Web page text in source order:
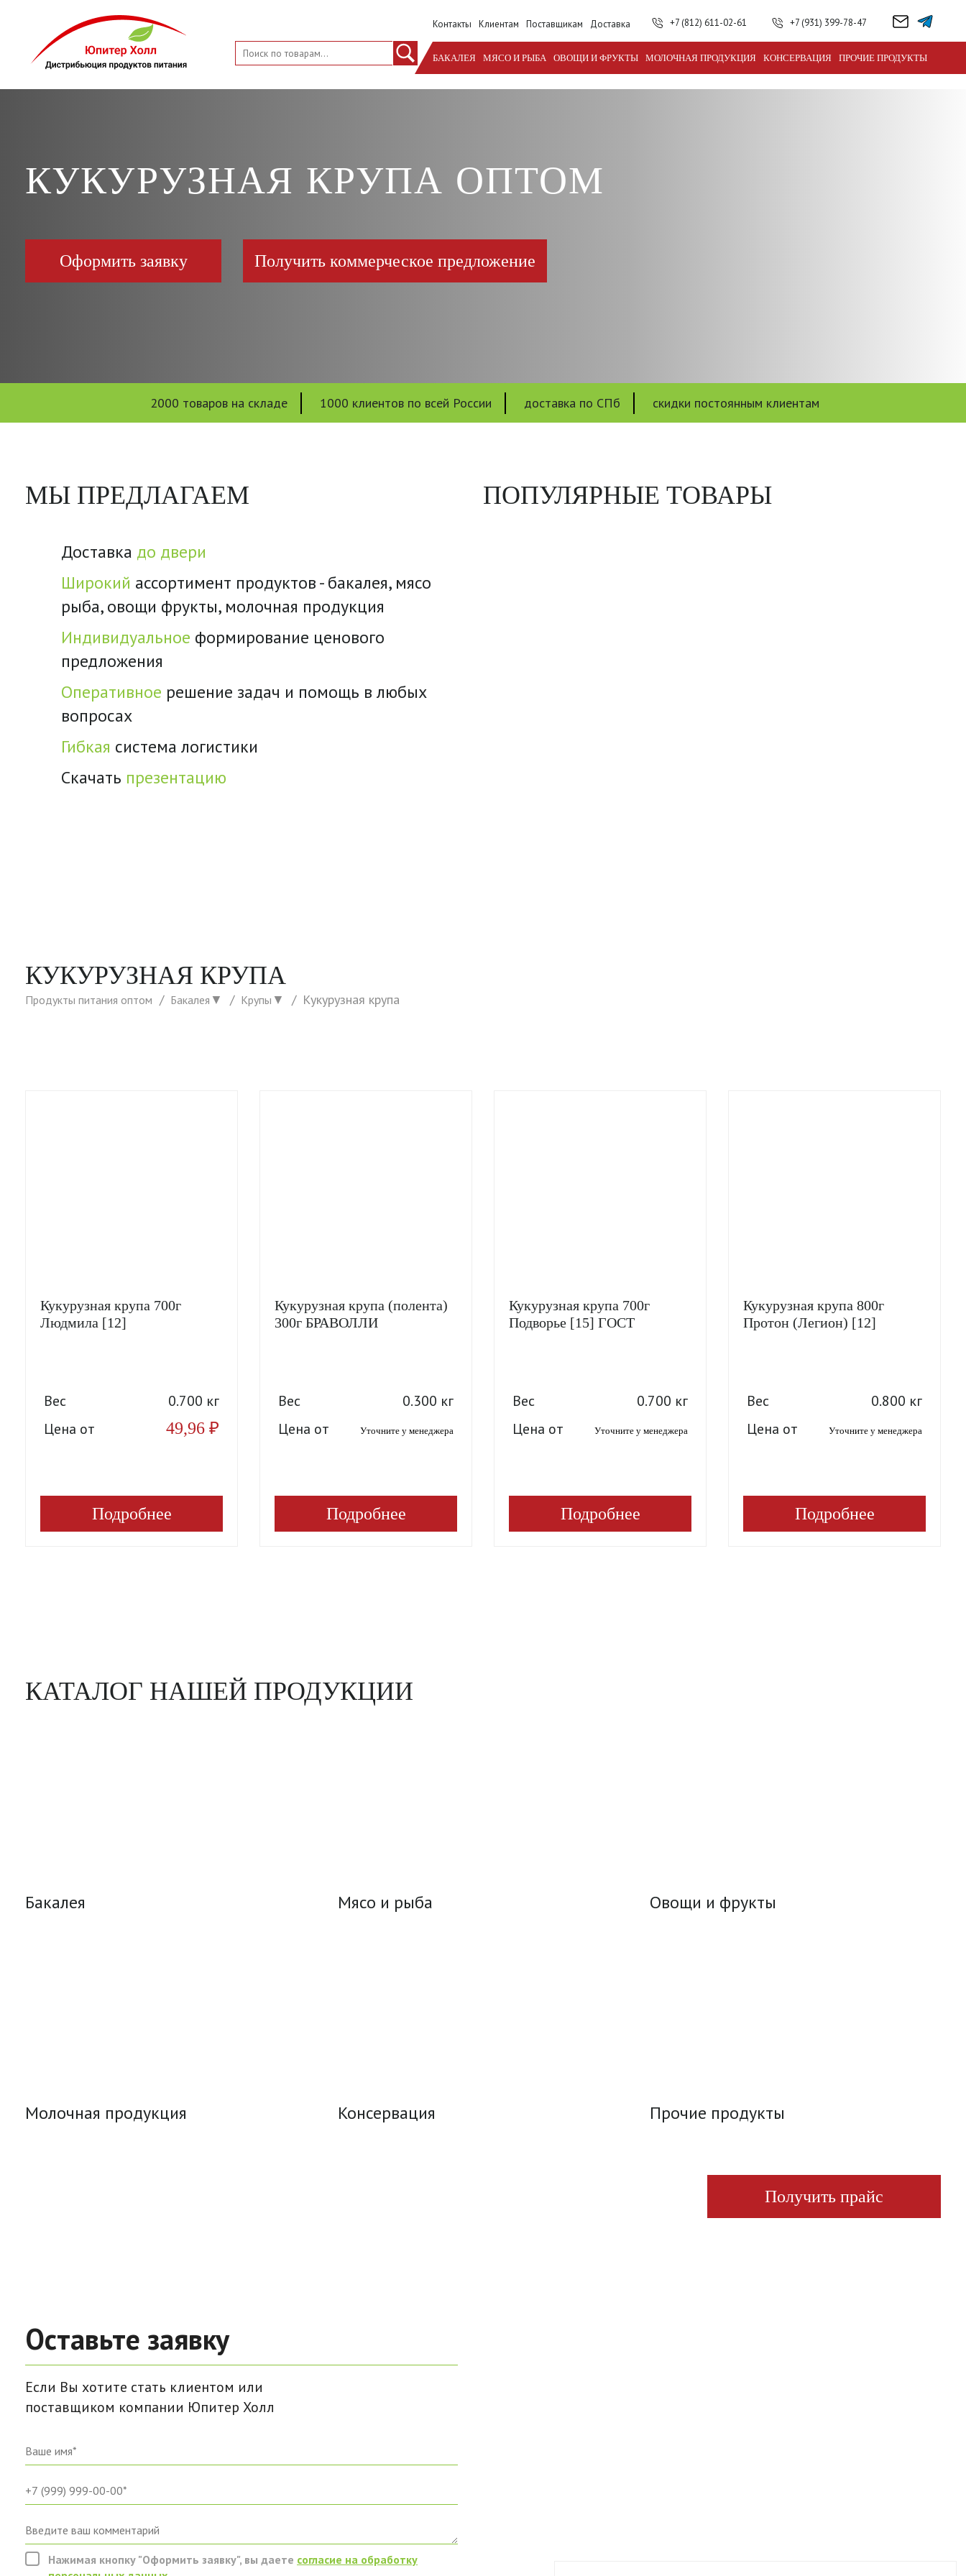
Контакты Клиентам Поставщикам Доставка +7 (812) 611-02-61 +7 (931) 399-78-47
БАКАЛЕЯ МЯСО И РЫБА ОВОЩИ И ФРУКТЫ МОЛОЧНАЯ ПРОДУКЦИЯ КОНСЕРВАЦИЯ ПРОЧИЕ ПРОДУКТЫ
КУКУРУЗНАЯ КРУПА ОПТОМ
Оформить заявку Получить коммерческое предложение
2000 товаров на складе 1000 клиентов по всей России доставка по СПб скидки постоянным клиентам
МЫ ПРЕДЛАГАЕМ
Доставка до двери
Широкий ассортимент продуктов - бакалея, мясо
рыба, овощи фрукты, молочная продукция
Индивидуальное формирование ценового
предложения
Оперативное решение задач и помощь в любых
вопросах
Гибкая система логистики
Скачать презентацию
ПОПУЛЯРНЫЕ ТОВАРЫ
КУКУРУЗНАЯ КРУПА
Продукты питания оптом Бакалея ▼ Крупы ▼ Кукурузная крупа
Кукурузная крупа 700г
Людмила [12]
Вес
0.700 кг
Цена от
49,96 ₽
Подробнее
Кукурузная крупа (полента)
300г БРАВОЛЛИ
Вес
0.300 кг
Цена от
Уточните у менеджера
Подробнее
Кукурузная крупа 700г
Подворье [15] ГОСТ
Вес
0.700 кг
Цена от
Уточните у менеджера
Подробнее
Кукурузная крупа 800г
Протон (Легион) [12]
Вес
0.800 кг
Цена от
Уточните у менеджера
Подробнее
КАТАЛОГ НАШЕЙ ПРОДУКЦИИ
Бакалея Мясо и рыба Овощи и фрукты
Молочная продукция Консервация Прочие продукты
Получить прайс
Оставьте заявку
Если Вы хотите стать клиентом или
поставщиком компании Юпитер Холл
Нажимая кнопку "Оформить заявку", вы даете согласие на обработку